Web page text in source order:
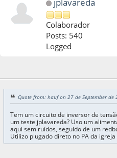
Colaborador
Posts: 540
Logged
Quote from: hauf on 27 de September de
Tem um circuito de inversor de
um teste jplavareda? Uso um
aqui sem ruídos, seguido de um
Utilizo plugado direto no PA da